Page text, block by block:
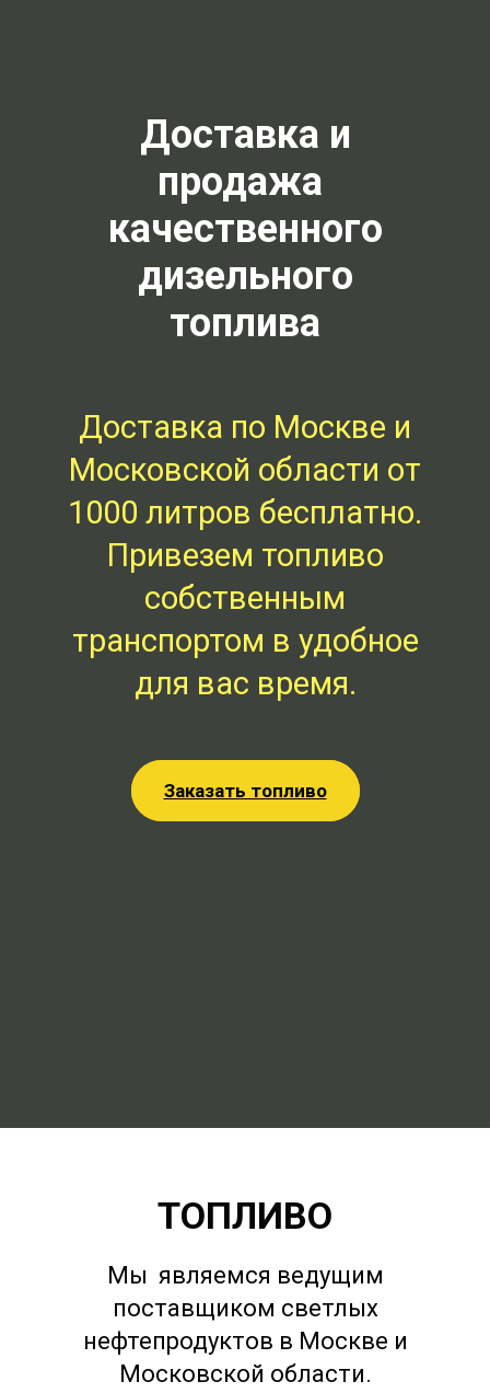
Доставка и
продажа
качественного
дизельного
топлива
Доставка по Москве и
Московской области от
1000 литров бесплатно.
Привезем топливо
собственным
транспортом в удобное
для вас время.
Заказать топливо
ТОПЛИВО
Мы являемся ведущим
поставщиком светлых
нефтепродуктов в Москве и
Московской области.